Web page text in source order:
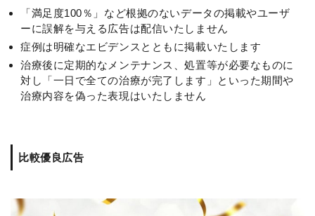
「満足度100％」など根拠のないデータの掲載やユーザ
ーに誤解を与える広告は配信いたしません
症例は明確なエビデンスとともに掲載いたします
治療後に定期的なメンテナンス、処置等が必要なものに
対し「一日で全ての治療が完了します」といった期間や
治療内容を偽った表現はいたしません
比較優良広告